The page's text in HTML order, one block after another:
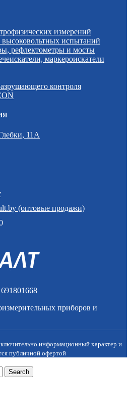
измерений
испытаний
рефлектометры и мосты
маркероискатели
контроля
11А
(оптовые продажи)
приборов и
информационный характер и
публичной офертой
Search